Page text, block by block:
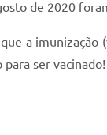
de 2020
a imunização
ser